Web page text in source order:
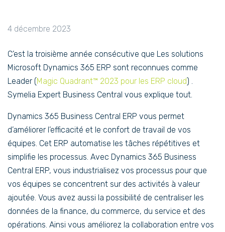
4 décembre 2023
C’est la troisième année consécutive que Les solutions
Microsoft Dynamics 365 ERP sont reconnues comme
Leader (Magic Quadrant™ 2023 pour les ERP cloud) .
Symelia Expert Business Central vous explique tout.
Dynamics 365 Business Central ERP vous permet
d’améliorer l’efficacité et le confort de travail de vos
équipes. Cet ERP automatise les tâches répétitives et
simplifie les processus. Avec Dynamics 365 Business
Central ERP, vous industrialisez vos processus pour que
vos équipes se concentrent sur des activités à valeur
ajoutée. Vous avez aussi la possibilité de centraliser les
données de la finance, du commerce, du service et des
opérations. Ainsi vous améliorez la collaboration entre vos